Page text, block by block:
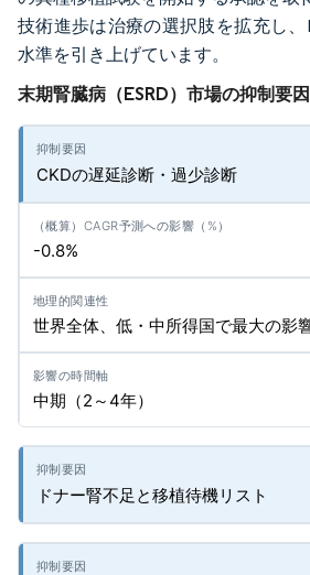
技術進歩は治療の選択肢を拡充し、
水準を引き上げています。
末期腎臓病（ESRD）市場の抑制要
CKDの遅延診断・過少診断
-0.8%
世界全体、低・中所得国で最大の影
中期（2～4年）
ドナー腎不足と移植待機リスト